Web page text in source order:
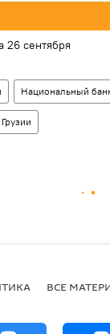
26 сентября
Национальный
ВСЕ